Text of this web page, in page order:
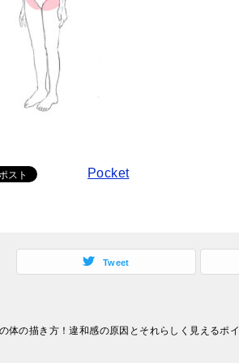
Pocket
Tweet
体の描き方！違和感の原因とそれらしく見えるポ